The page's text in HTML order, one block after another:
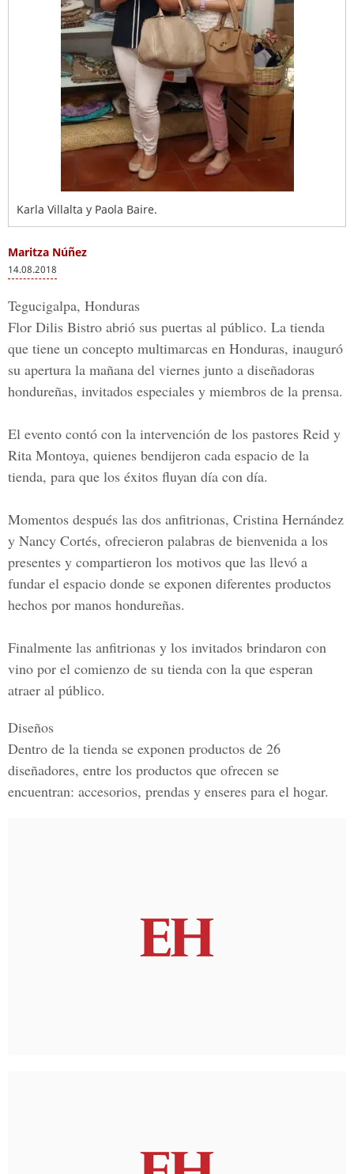
Karla Villalta y Paola Baire.
Maritza Núñez
14.08.2018
Tegucigalpa, Honduras
Flor Dilis Bistro abrió sus puertas al público. La tienda
que tiene un concepto multimarcas en Honduras, inauguró
su apertura la mañana del viernes junto a diseñadoras
hondureñas, invitados especiales y miembros de la prensa.
El evento contó con la intervención de los pastores Reid y
Rita Montoya, quienes bendijeron cada espacio de la
tienda, para que los éxitos fluyan día con día.
Momentos después las dos anfitrionas, Cristina Hernández
y Nancy Cortés, ofrecieron palabras de bienvenida a los
presentes y compartieron los motivos que las llevó a
fundar el espacio donde se exponen diferentes productos
hechos por manos hondureñas.
Finalmente las anfitrionas y los invitados brindaron con
vino por el comienzo de su tienda con la que esperan
atraer al público.
Diseños
Dentro de la tienda se exponen productos de 26
diseñadores, entre los productos que ofrecen se
encuentran: accesorios, prendas y enseres para el hogar.